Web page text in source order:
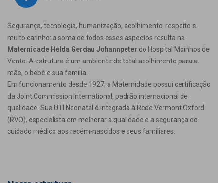
Segurança, tecnologia, humanização, acolhimento, respeito e
muito carinho: a soma de todos esses aspectos resulta na
Maternidade Helda Gerdau Johannpeter do Hospital Moinhos de
Vento. A estrutura é um ambiente de total acolhimento para a
mãe, o bebê e sua família.
Em funcionamento desde 1927, a Maternidade possui certificação
da Joint Commission International, padrão internacional de
qualidade. Sua UTI Neonatal é integrada à Rede Vermont Oxford
(RVO), especialista em melhorar a qualidade e a segurança do
cuidado médico aos recém-nascidos e seus familiares.